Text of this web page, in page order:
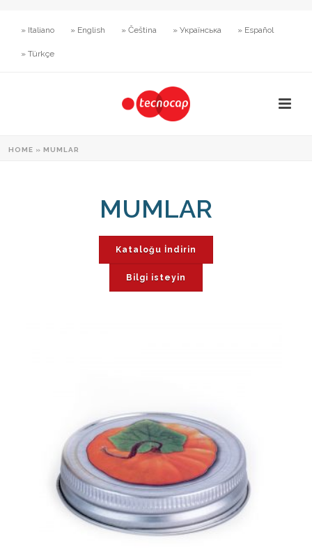
» Italiano » English » Čeština » Українська » Español
» Türkçe
HOME » MUMLAR
MUMLAR
Kataloğu İndirin
Bilgi isteyin